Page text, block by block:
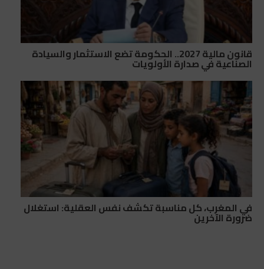
قانون مالية 2027.. الحكومة تضع الاستثمار والسيادة
الصناعية في صدارة الأولويات
في المغرب، كل مناسبة تكشف نفس العقلية: استغلال
ضرورة الآخرين